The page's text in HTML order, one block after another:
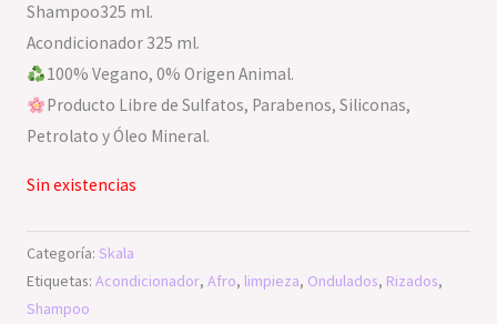
Shampoo325 ml.
Acondicionador 325 ml.
100% Vegano, 0% Origen Animal.
Producto Libre de Sulfatos, Parabenos, Siliconas,
Petrolato y Óleo Mineral.
Sin existencias
Categoría: Skala
Etiquetas: Acondicionador, Afro, limpieza, Ondulados, Rizados,
Shampoo